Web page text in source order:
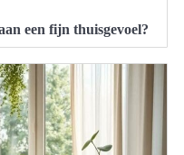
een fijn thuisgevoel?